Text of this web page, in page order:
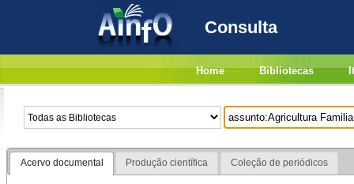
Consulta
Home Bibliotecas
Acervo documental Produção científica Coleção de periódicos